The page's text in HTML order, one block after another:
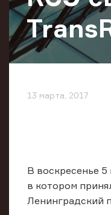
13 марта, 2017
В воскресенье
в котором
Ленинградский